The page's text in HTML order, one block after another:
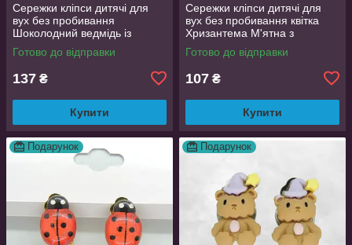
Сережки кліпси дитячі для
вух без пробивання
Шоколодний ведмідь із
жовтим вушком
Готово до відправки
137 ₴
Купити
Сережки кліпси дитячі для
вух без пробивання квітка
Хризантема М'ятна з
рожевою
Готово до відправки
107 ₴
Купити
Подарунок Подарунок